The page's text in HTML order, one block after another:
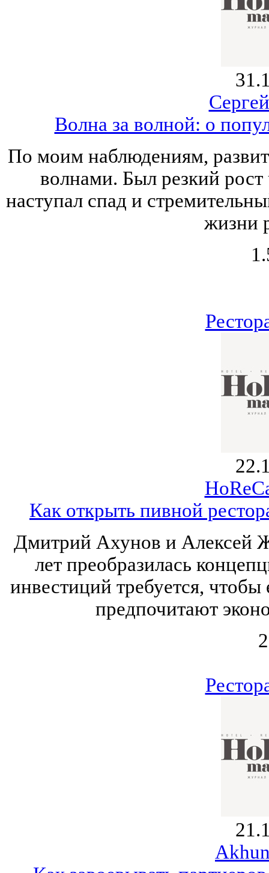
Волна за волной: о
По моим наблюдениям,
волнами. Был резкий рост
наступал спад и
жизни
Как открыть пивной
Дмитрий Ахунов и Алексей
лет преобразилась
инвестиций требуется,
предпочитают